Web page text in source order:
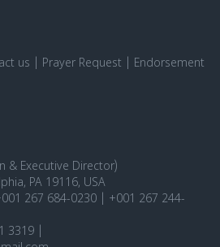
us Prayer Request
Endorsement
& Executive Director)
PA 19116, USA
267 684-0230 | +001 267 244-
3319 |